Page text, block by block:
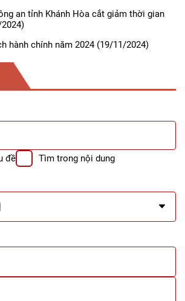
an tỉnh Khánh Hòa cắt giảm thời gian
hành chính năm 2024(19/11/2024)
đề Tìm trong nội dung